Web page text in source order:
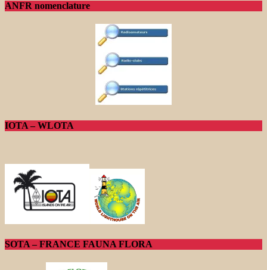
ANFR nomenclature
IOTA – WLOTA
SOTA – FRANCE FAUNA FLORA